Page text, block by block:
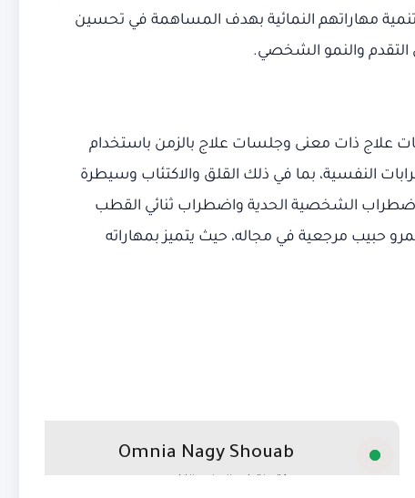
مهاراتهم النمائية بهدف المساهمة في تحسين
التقدم والنمو الشخصي.
علاج ذات معنى وجلسات علاج بالزمن باستخدام
النفسية، بما في ذلك القلق والاكتئاب وسيطرة
الشخصية الحدية واضطراب ثنائي القطب
حبيب مرجعية في مجاله، حيث يتميز بمهاراته